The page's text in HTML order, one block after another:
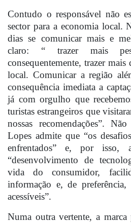
Contudo o responsável não
sector para a economia local.
dias se comunicar mais e
claro: “ trazer mais
consequentemente, trazer
local. Comunicar a região
consequência imediata a
já com orgulho que
turistas estrangeiros que
nossas recomendações”.
Lopes admite que “os
enfrentados” e, por isso,
“desenvolvimento de
vida do consumidor,
informação e, de
acessíveis”.
Numa outra vertente, a marca